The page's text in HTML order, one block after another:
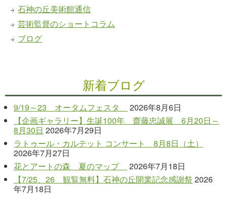
石神の丘美術館通信
芸術監督のショートコラム
ブログ
新着ブログ
9/19～23 オータムフェスタ
2026年8月6日
【企画ギャラリー】生誕100年 齋藤忠誠展 6月20日～
8月30日 2026年7月29日
ラトゥール・カルテット コンサート 8月8日（土）
2026年7月27日
花とアートの森 夏のマップ
2026年7月18日
【7/25、26 観覧無料】石神の丘開業記念感謝祭 2026
年7月18日